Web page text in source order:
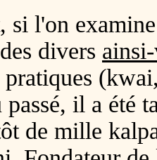
si l'on
divers
(kwai
passé, il a été
de mille